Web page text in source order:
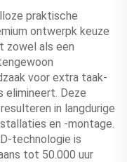
praktische
ontwerpk keuze
zowel als een
voor extra taak-
Deze
in langdurige
en -montage.
technologie is
tot 50.000 uur